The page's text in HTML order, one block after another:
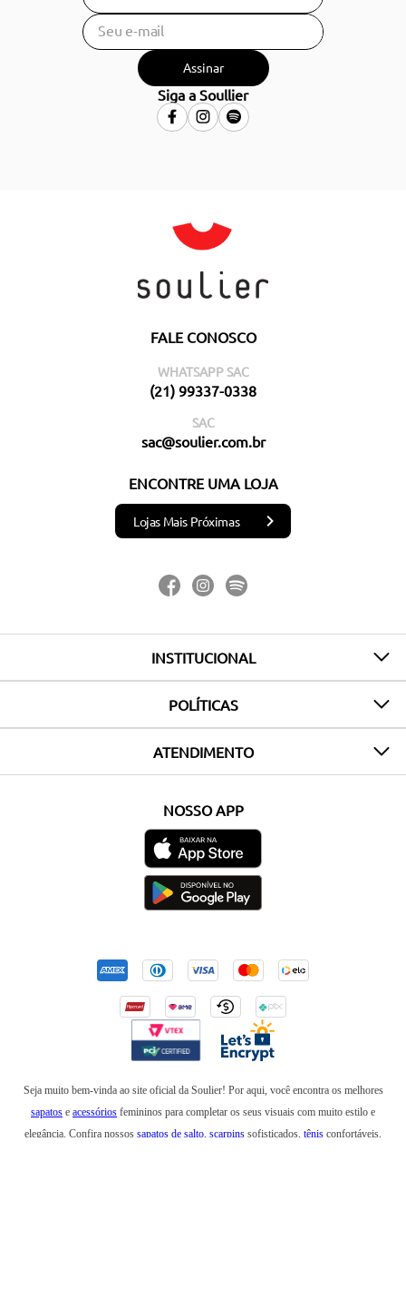
Assinar
Siga a Soullier
FALE CONOSCO
WHATSAPP SAC
(21) 99337-0338
SAC
sac@soulier.com.br
ENCONTRE UMA LOJA
Lojas Mais Próximas
INSTITUCIONAL
POLÍTICAS
ATENDIMENTO
NOSSO APP
Seja muito bem-vinda ao site oficial da Soulier! Por aqui, você encontra os melhores
sapatos e acessórios femininos para completar os seus visuais com muito estilo e
elegância. Confira nossos sapatos de salto scarpins sofisticados, tênis confortáveis,